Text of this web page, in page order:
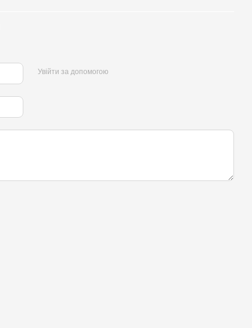
Увійти за допомогою